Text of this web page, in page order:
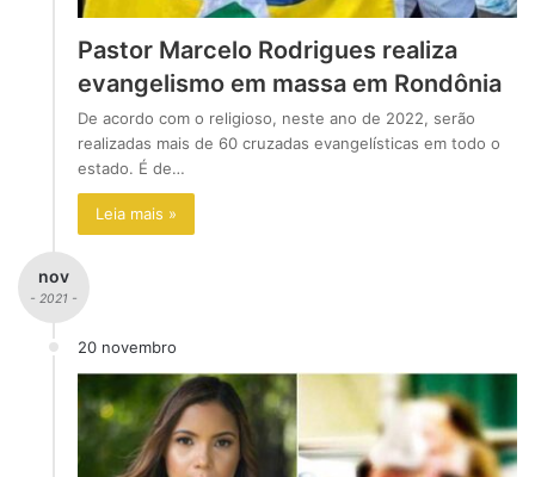
Pastor Marcelo Rodrigues realiza
evangelismo em massa em Rondônia
De acordo com o religioso, neste ano de 2022, serão
realizadas mais de 60 cruzadas evangelísticas em todo o
estado. É de…
Leia mais »
nov
- 2021 -
20 novembro